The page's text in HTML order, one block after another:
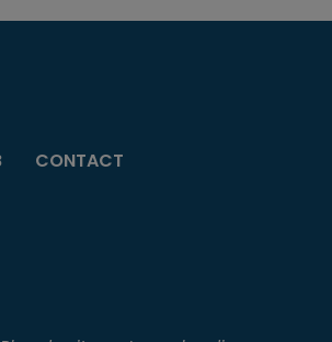
CONTACT